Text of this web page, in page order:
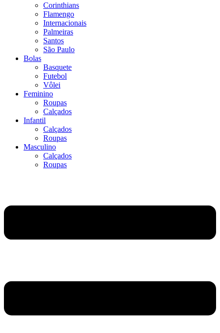
Corinthians
Flamengo
Internacionais
Palmeiras
Santos
São Paulo
Bolas
Basquete
Futebol
Vôlei
Feminino
Roupas
Calçados
Infantil
Calçados
Roupas
Masculino
Calçados
Roupas